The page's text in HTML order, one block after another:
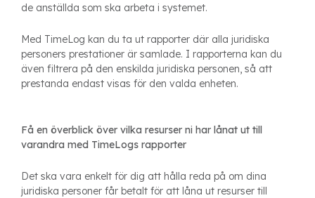
de anställda som ska arbeta i systemet.
Med TimeLog kan du ta ut rapporter där alla juridiska
personers prestationer är samlade. I rapporterna kan du
även filtrera på den enskilda juridiska personen, så att
prestanda endast visas för den valda enheten.
Få en överblick över vilka resurser ni har lånat ut till
varandra med TimeLogs rapporter
Det ska vara enkelt för dig att hålla reda på om dina
juridiska personer får betalt för att låna ut resurser till